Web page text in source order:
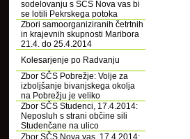
sodelovanju s SČS Nova vas bi
se lotili Pekrskega potoka
Zbori samoorganiziranih četrtnih
in krajevnih skupnosti Maribora
21.4. do 25.4.2014
Kolesarjenje po Radvanju
Zbor SČS Pobrežje: Volje za
izboljšanje bivanjskega okolja
na Pobrežju je veliko
Zbor SČS Studenci, 17.4.2014:
Neposluh s strani občine sili
Studenčane na ulico
Zbor SČS Nova vas, 17.4.2014: